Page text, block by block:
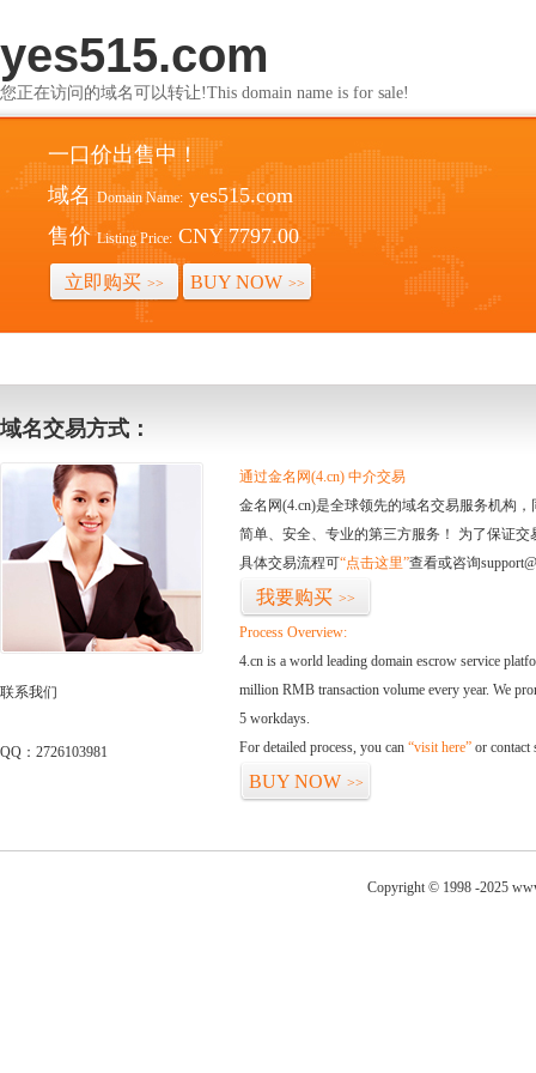
yes515.com
您正在访问的域名可以转让!This domain name is for sale!
一口价出售中！
域名 Domain Name: yes515.com
售价 Listing Price: CNY 7797.00
立即购买 >> BUY NOW >>
域名交易方式：
联系我们
QQ：2726103981
通过金名网(4.cn) 中介交易
金名网(4.cn)是全球领先的域名交易服务机构
简单、安全、专业的第三方服务！ 为了保证
具体交易流程可“点击这里”查看或咨询
我要购买 >>
Process Overview:
4.cn is a world leading domain escrow service
million RMB transaction volume every year. We
5 workdays.
For detailed process, you can “visit here” or contact
BUY NOW >>
Copyright © 1998 -2025